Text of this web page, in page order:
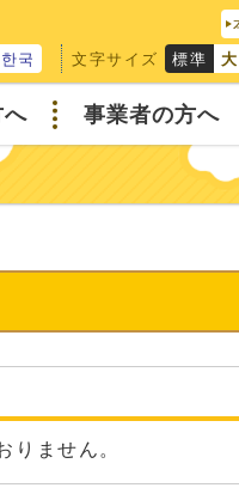
한국 文字サイズ 標準
へ 事業者の方へ
りません。